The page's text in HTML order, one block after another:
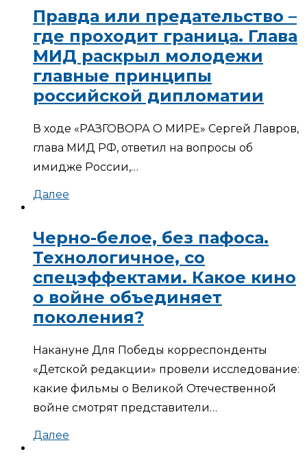
Правда или предательство –
где проходит граница. Глава
МИД раскрыл молодежи
главные принципы
российской дипломатии
В ходе «РАЗГОВОРА О МИРЕ» Сергей Лавров,
глава МИД РФ, ответил на вопросы об
имидже России,…
Далее
Черно-белое, без пафоса.
Технологичное, со
спецэффектами. Какое кино
о войне объединяет
поколения?
Накануне Для Победы корреспонденты
«Детской редакции» провели исследование:
какие фильмы о Великой Отечественной
войне смотрят представители…
Далее